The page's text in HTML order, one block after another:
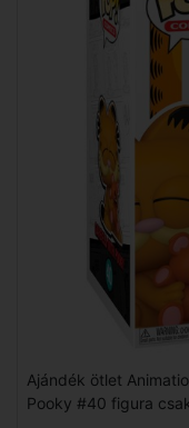
Ajándék ötlet
Pooky #40 figura